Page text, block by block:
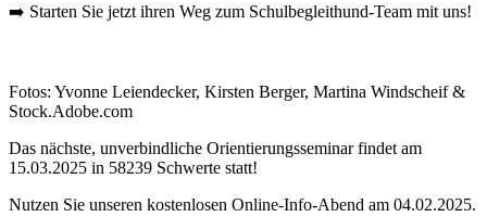
➡️ Starten Sie jetzt ihren Weg zum Schulbegleithund-Team mit uns!
Fotos: Yvonne Leiendecker, Kirsten Berger, Martina Windscheif &
Stock.Adobe.com
Das nächste, unverbindliche Orientierungsseminar findet am
15.03.2025 in 58239 Schwerte statt!
Nutzen Sie unseren kostenlosen Online-Info-Abend am 04.02.2025.